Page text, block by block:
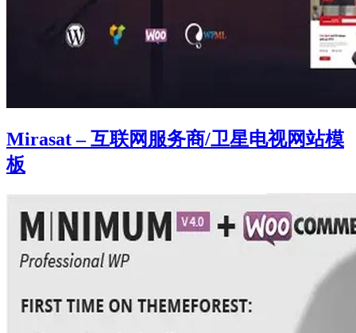
Mirasat – 互联网服务商/卫星电视网站模
板